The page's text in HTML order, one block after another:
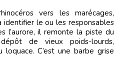
vers les marécages,
identifier le ou les responsables
l’aurore, il remonte la piste du
de vieux poids-lourds,
C’est une barbe grise